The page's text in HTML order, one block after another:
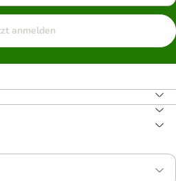
anmelden